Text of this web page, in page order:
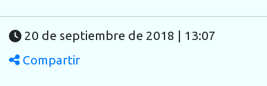
20 de septiembre de 2018 | 13:07
Compartir